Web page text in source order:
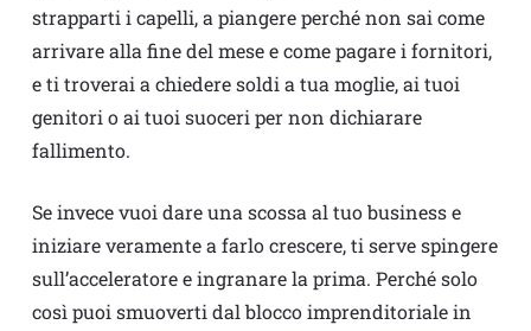
strapparti i capelli, a piangere perché non sai come
arrivare alla fine del mese e come pagare i fornitori,
e ti troverai a chiedere soldi a tua moglie, ai tuoi
genitori o ai tuoi suoceri per non dichiarare
fallimento.
Se invece vuoi dare una scossa al tuo business e
iniziare veramente a farlo crescere, ti serve spingere
sull’acceleratore e ingranare la prima. Perché solo
così puoi smuoverti dal blocco imprenditoriale in